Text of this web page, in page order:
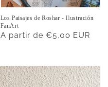
Los Paisajes de Roshar - Ilustración
FanArt
Precio
A partir de €5,00 EUR